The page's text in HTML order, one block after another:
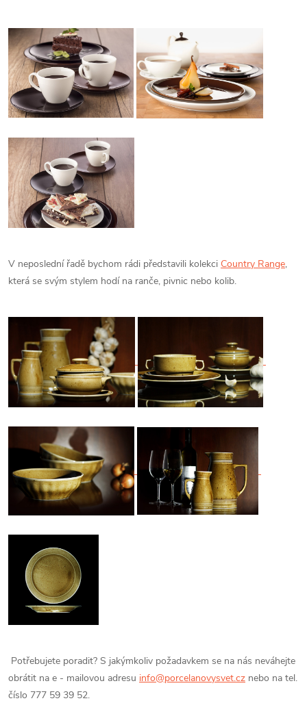
V neposlední řadě bychom rádi představili kolekci Country Range,
která se svým stylem hodí na ranče, pivnic nebo kolib.
Potřebujete poradit? S jakýmkoliv požadavkem se na nás neváhejte
obrátit na e - mailovou adresu info@porcelanovysvet.cz nebo na tel.
číslo 777 59 39 52.